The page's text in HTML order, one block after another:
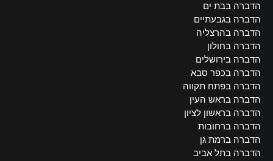
הדברה בבת ים
הדברה בגבעתיים
הדברה בהרצליה
הדברה בחולון
הדברה בירושלים
הדברה בכפר סבא
הדברה בפתח תקווה
הדברה בראש העין
הדברה בראשון לציון
הדברה ברחובות
הדברה ברמת גן
הדברה בתל אביב